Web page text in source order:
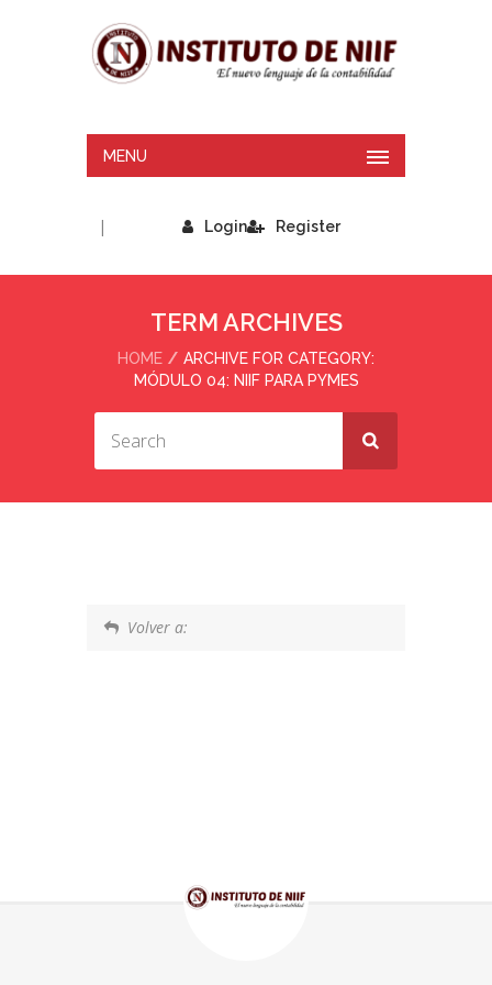
MENU
Login
| Register
TERM ARCHIVES
HOME
ARCHIVE FOR CATEGORY:
MÓDULO 04: NIIF PARA PYMES
Volver a: